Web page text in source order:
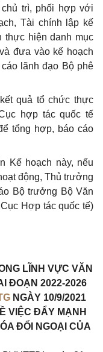
trì, phối hợp với
Tài chính lập kế
thực hiện danh mục
đưa vào kế hoạch
lãnh đạo Bộ phê
quả tổ chức thực
hợp tác quốc tế
tổng hợp, báo cáo
Kế hoạch này, nếu
động, Thủ trưởng
Bộ trưởng Bộ Văn
Hợp tác quốc tế)
LĨNH VỰC VĂN
ĐOẠN 2022-2026
NGÀY 10/9/2021
VIỆC ĐẨY MẠNH
ĐỐI NGOẠI CỦA